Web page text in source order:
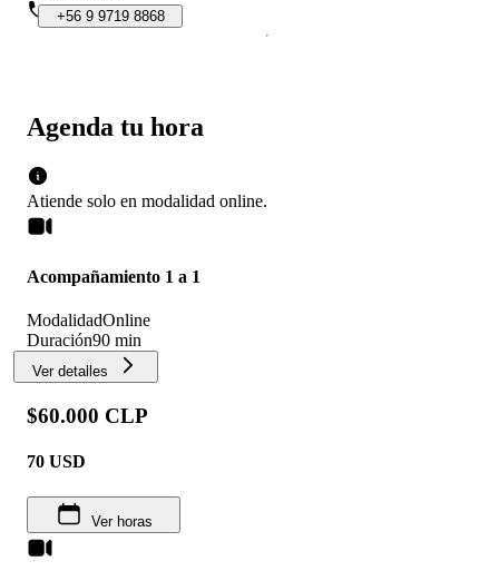
Agenda tu hora
Atiende solo en modalidad online.
Acompañamiento 1 a 1
ModalidadOnline
Duración90 min
Ver detalles
$60.000 CLP
70 USD
Ver horas
+56 9 9719 8868